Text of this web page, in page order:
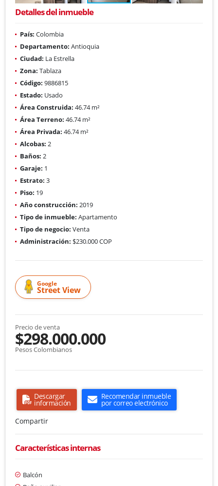
Detalles del inmueble
País: Colombia
Departamento: Antioquia
Ciudad: La Estrella
Zona: Tablaza
Código: 9886815
Estado: Usado
Área Construida: 46.74 m²
Área Terreno: 46.74 m²
Área Privada: 46.74 m²
Alcobas: 2
Baños: 2
Garaje: 1
Estrato: 3
Piso: 19
Año construcción: 2019
Tipo de inmueble: Apartamento
Tipo de negocio: Venta
Administración: $230.000 COP
Google
Street View
Precio de venta
$298.000.000
Pesos Colombianos
Descargar
información
Recomendar inmueble
por correo electrónico
Compartir
Características internas
Balcón